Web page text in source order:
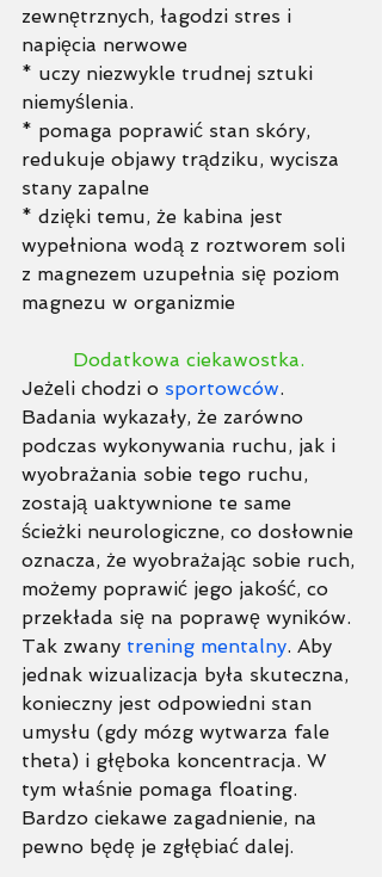
zewnętrznych, łagodzi stres i
napięcia nerwowe
* uczy niezwykle trudnej sztuki
niemyślenia.
* pomaga poprawić stan skóry,
redukuje objawy trądziku, wycisza
stany zapalne
* dzięki temu, że kabina jest
wypełniona wodą z roztworem soli
z magnezem uzupełnia się poziom
magnezu w organizmie
Dodatkowa ciekawostka.
Jeżeli chodzi o sportowców.
Badania wykazały, że zarówno
podczas wykonywania ruchu, jak i
wyobrażania sobie tego ruchu,
zostają uaktywnione te same
ścieżki neurologiczne, co dosłownie
oznacza, że wyobrażając sobie ruch,
możemy poprawić jego jakość, co
przekłada się na poprawę wyników.
Tak zwany trening mentalny. Aby
jednak wizualizacja była skuteczna,
konieczny jest odpowiedni stan
umysłu (gdy mózg wytwarza fale
theta) i głęboka koncentracja. W
tym właśnie pomaga floating.
Bardzo ciekawe zagadnienie, na
pewno będę je zgłębiać dalej.